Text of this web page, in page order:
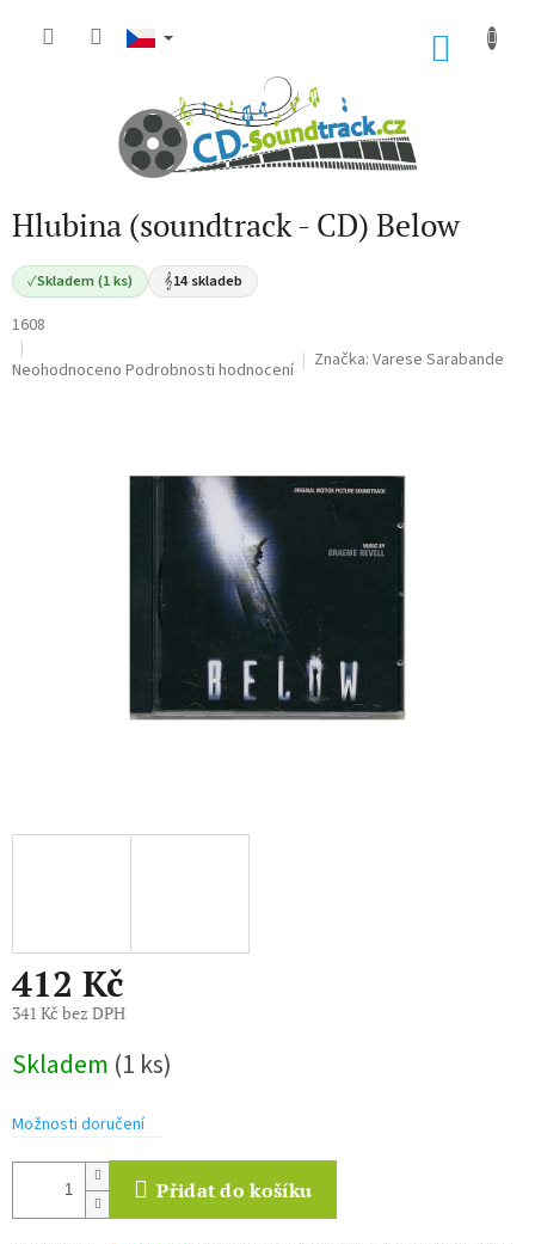
Hlubina (soundtrack - CD) Below
✓Skladem (1 ks) 𝄞14 skladeb
1608
Průměrné
Neohodnoceno Podrobnosti hodnocení Značka: Varese Sarabande
412 Kč
341 Kč bez DPH
cena:
Skladem (1 ks)
Možnosti doručení
Přidat do košíku